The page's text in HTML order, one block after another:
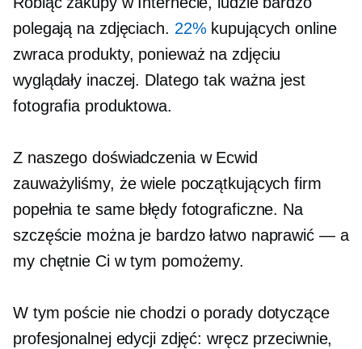
polegają na zdjęciach. 22% kupujących online
zwraca produkty, ponieważ na zdjęciu
wyglądały inaczej. Dlatego tak ważna jest
fotografia produktowa.
Z naszego doświadczenia w Ecwid
zauważyliśmy, że wiele początkujących firm
popełnia te same błędy fotograficzne. Na
szczęście można je bardzo łatwo naprawić — a
my chętnie Ci w tym pomożemy.
W tym poście nie chodzi o porady dotyczące
profesjonalnej edycji zdjęć: wręcz przeciwnie,